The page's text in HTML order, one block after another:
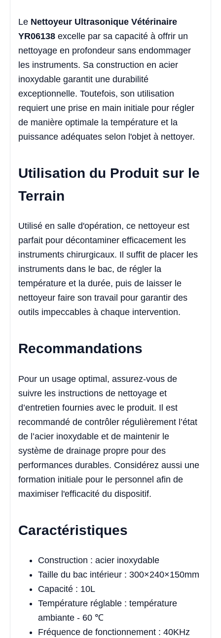
Le Nettoyeur Ultrasonique Vétérinaire
YR06138 excelle par sa capacité à offrir un
nettoyage en profondeur sans endommager
les instruments. Sa construction en acier
inoxydable garantit une durabilité
exceptionnelle. Toutefois, son utilisation
requiert une prise en main initiale pour régler
de manière optimale la température et la
puissance adéquates selon l'objet à nettoyer.
Utilisation du Produit sur le
Terrain
Utilisé en salle d'opération, ce nettoyeur est
parfait pour décontaminer efficacement les
instruments chirurgicaux. Il suffit de placer les
instruments dans le bac, de régler la
température et la durée, puis de laisser le
nettoyeur faire son travail pour garantir des
outils impeccables à chaque intervention.
Recommandations
Pour un usage optimal, assurez-vous de
suivre les instructions de nettoyage et
d’entretien fournies avec le produit. Il est
recommandé de contrôler régulièrement l’état
de l’acier inoxydable et de maintenir le
système de drainage propre pour des
performances durables. Considérez aussi une
formation initiale pour le personnel afin de
maximiser l'efficacité du dispositif.
Caractéristiques
Construction : acier inoxydable
Taille du bac intérieur : 300×240×150mm
Capacité : 10L
Température réglable : température
ambiante - 60 ℃
Fréquence de fonctionnement : 40KHz